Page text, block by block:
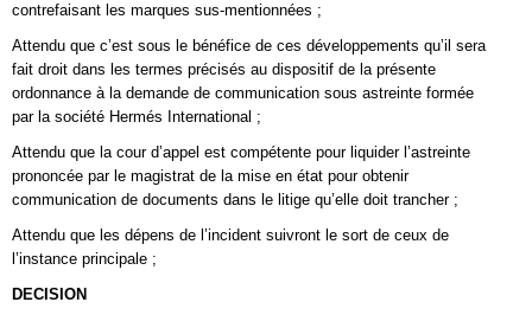
contrefaisant les marques sus-mentionnées ;
Attendu que c’est sous le bénéfice de ces développements qu’il sera
fait droit dans les termes précisés au dispositif de la présente
ordonnance à la demande de communication sous astreinte formée
par la société Hermés International ;
Attendu que la cour d’appel est compétente pour liquider l’astreinte
prononcée par le magistrat de la mise en état pour obtenir
communication de documents dans le litige qu’elle doit trancher ;
Attendu que les dépens de l’incident suivront le sort de ceux de
l’instance principale ;
DECISION